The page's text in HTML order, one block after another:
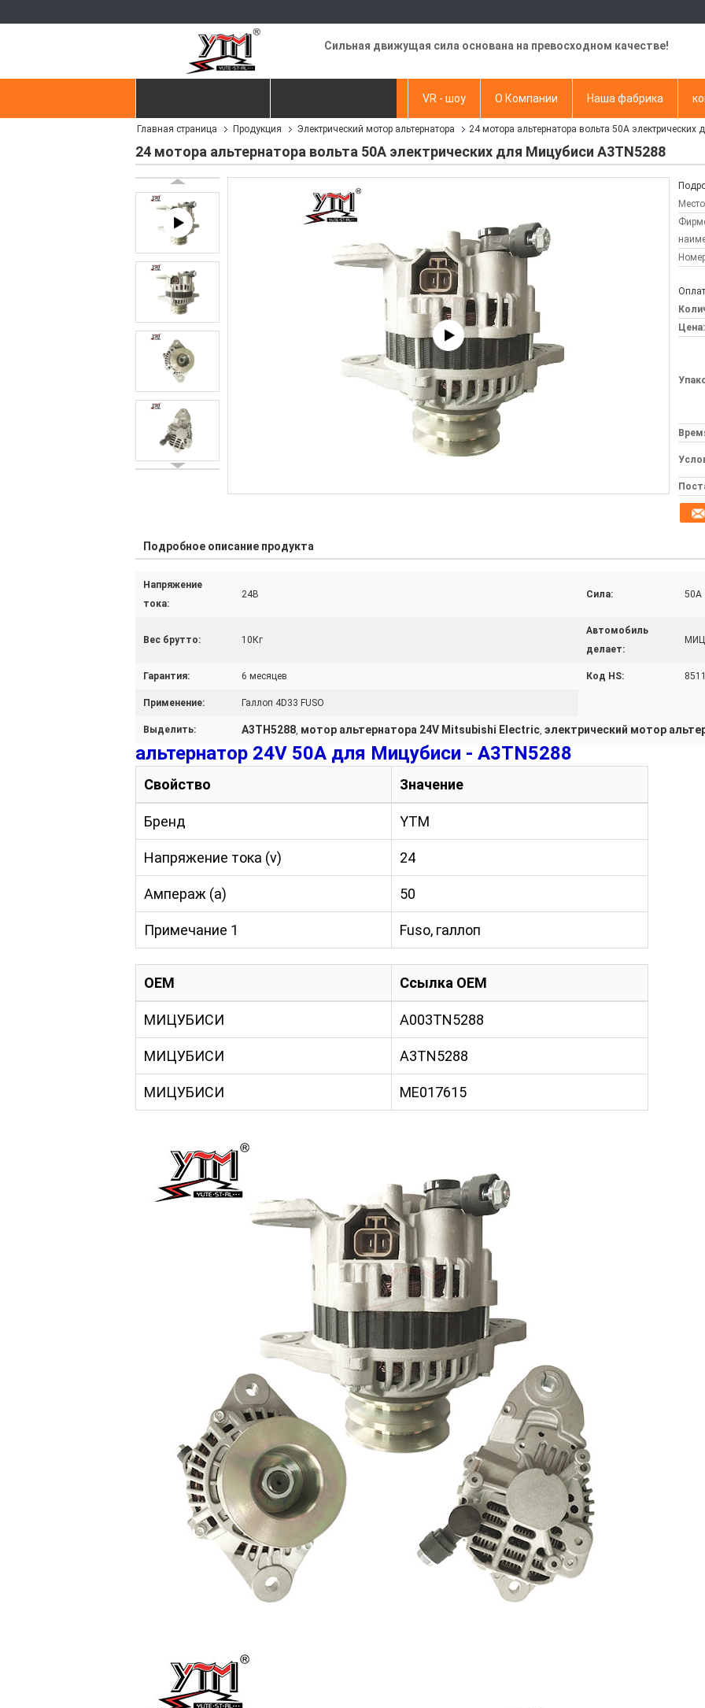
Сильная движущая сила основана на превосходном качестве!
VR - шоу О Компании Наша фабрика
контактные данные Отправить запрос
Главная страница Продукция Электрический мотор альтернатора 24 мотора альтернатора вольта 50A
24 мотора альтернатора вольта 50A электрических для Мицубиси A3TN5288
Цена:
Подробное описание продукта
Напряжение
тока:
24В Сила: 50A
Вес брутто: 10Кг
Автомобиль
делает:
Гарантия: 6 месяцев Код HS:
Применение: Галлоп 4D33 FUSO
Выделить: А3ТН5288, мотор альтернатора 24V Mitsubishi Electric, электрический мотор
альтернатор 24V 50A для Мицубиси - A3TN5288
Свойство Значение
Бренд YTM
Напряжение тока (v) 24
Ампераж (a) 50
Примечание 1 Fuso, галлоп
OEM Ссылка OEM
МИЦУБИСИ A003TN5288
МИЦУБИСИ A3TN5288
МИЦУБИСИ ME017615